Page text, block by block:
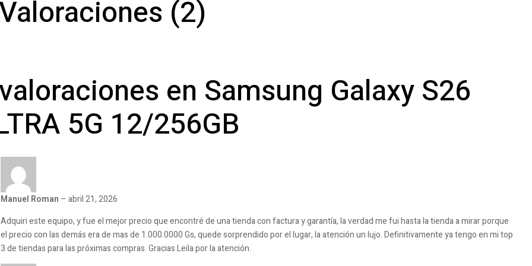
(2)
en Samsung Galaxy S26
5G 12/256GB
Manuel Roman – abril 21, 2026
Adquiri este equipo, y fue el mejor precio que encontré de una tienda con factura y garantía, la verdad me fui hasta la tienda a mirar porque
el precio con las demás era de mas de 1.000.0000 Gs, quede sorprendido por el lugar, la atención un lujo. Definitivamente ya tengo en mi top
3 de tiendas para las próximas compras. Gracias Leila por la atención.